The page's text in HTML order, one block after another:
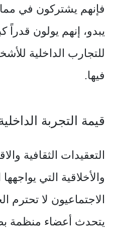
فإنهم يشتركون في
يبدو، إنهم يولون قدراً
للتجارب الداخلية
فيها.
قيمة التجربة
التعقيدات الثقافية
والأخلاقية التي
الاجتماعيون لا تحترم
يتحدث أعضاء منظمة